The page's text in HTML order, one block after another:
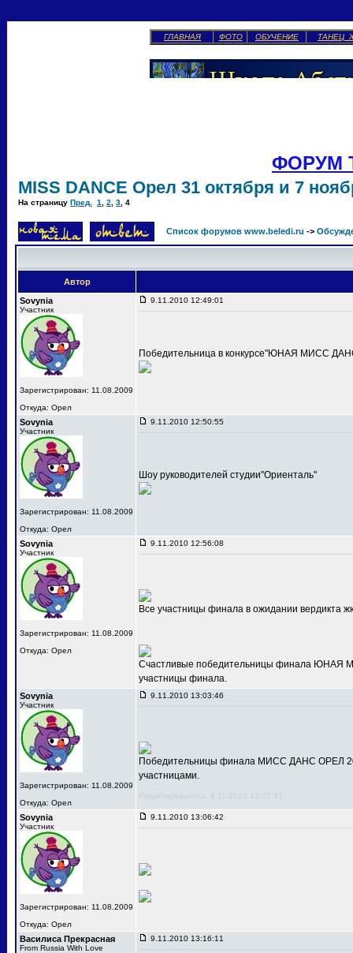
ГЛАВНАЯ ФОТО ОБУЧЕНИЕ ТАНЕЦ
ФОРУМ
MISS DANCE Орел 31 октября и 7
На страницу Пред. 1 2 3 4
Список форумов www.beledi.ru ->
Автор
Sovynia
Участник
Зарегистрирован: 11.08.2009
Откуда: Орел
9.11.2010 12:49:01
Победительница в конкурсе"ЮНАЯ МИСС
Sovynia
Участник
Зарегистрирован: 11.08.2009
Откуда: Орел
9.11.2010 12:50:55
Шоу руководителей студии"Ориенталь"
Sovynia
Участник
Зарегистрирован: 11.08.2009
Откуда: Орел
9.11.2010 12:56:08
Все участницы финала в ожидании вердикта
Счастливые победительницы финала ЮНАЯ
участницы финала.
Sovynia
Участник
Зарегистрирован: 11.08.2009
Откуда: Орел
9.11.2010 13:03:46
Победительницы финала МИСС ДАНС ОРЕЛ
участницами.
Редактировалось: 9.11.2010 13:07:17
Sovynia
Участник
Зарегистрирован: 11.08.2009
Откуда: Орел
9.11.2010 13:06:42
Василиса Прекрасная
From Russia With Love
9.11.2010 13:16:11